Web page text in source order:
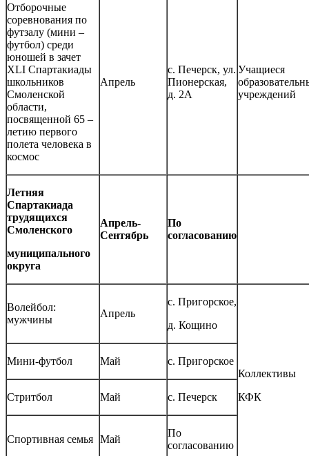
Отборочные
соревнования по
футзалу (мини –
футбол) среди
юношей в зачет
XLI Спартакиады
школьников
Смоленской
области,
посвященной 65 –
летию первого
полета человека в
космос
Апрель
с. Печерск, ул.
Пионерская,
д. 2А
Учащиеся
учреждений
Летняя
Спартакиада
трудящихся
Смоленского
муниципального
округа
Апрель-
Сентябрь
По
согласованию
Волейбол:
мужчины
Апрель
с. Пригорское,
д. Кощино
Коллективы
КФК
Мини-футбол Май с. Пригорское
Стритбол Май с. Печерск
Спортивная семья Май
По
согласованию